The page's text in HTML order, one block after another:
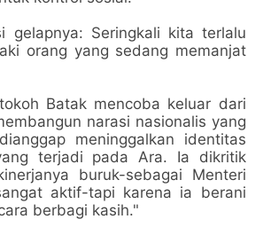
gelapnya: Seringkali kita terlalu
orang yang sedang memanjat
Batak mencoba keluar dari
narasi nasionalis yang
meninggalkan identitas
terjadi pada Ara. Ia dikritik
buruk-sebagai Menteri
aktif-tapi karena ia berani
berbagi kasih."